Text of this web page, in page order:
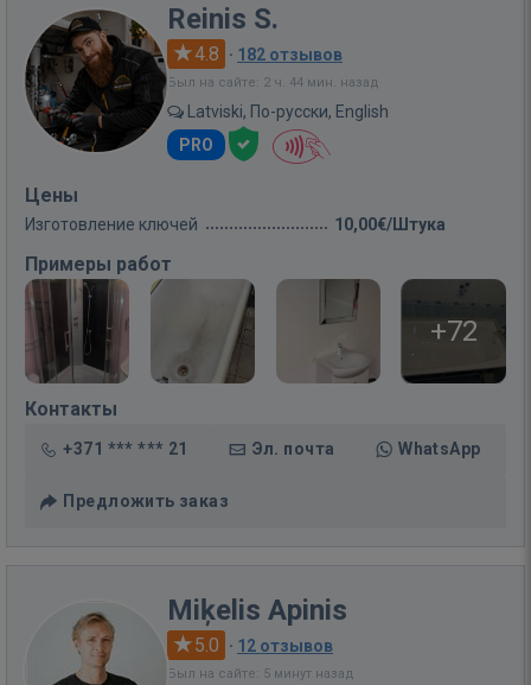
Reinis S.
4.8 · 182 отзывов
Был на сайте: 2 ч. 44 мин. назад
Latviski, По-русски, English
PRO
Цены
Изготовление ключей 10,00€/Штука
Примеры работ
+72
Контакты
+371 *** *** 21 Эл. почта WhatsApp
Предложить заказ
Miķelis Apinis
5.0 · 12 отзывов
Был на сайте: 5 минут назад